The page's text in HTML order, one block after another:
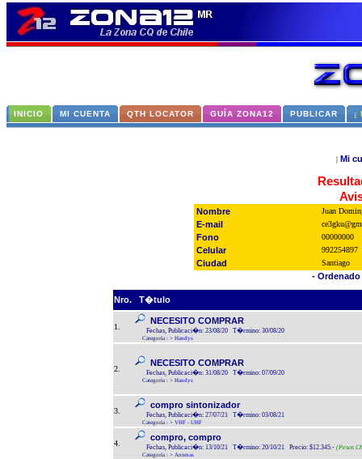
INICIO MI CUENTA QTH LOCATOR GUÍA ZONA12 PUBLICAR ¡
| Mi
Nombre Juan
E-mail
Fono 00000000
Celular 992254897
Ciudad Santiago
-
Nro. T�tulo
1.
NECESITO COMPRAR
Fechas, Publicaci�n: 23/08/20 T�rmino: 30/08/20
Categoría : > Handys
2.
NECESITO COMPRAR
Fechas, Publicaci�n: 31/08/20 T�rmino: 07/09/20
Categoría : > Handys
3.
compro sintonizador
Fechas, Publicaci�n: 27/07/21 T�rmino: 03/08/21
Categoría : > VHF - UHF
4.
compro, compro
Fechas, Publicaci�n: 13/10/21 T�rmino: 20/10/21 Precio: $12.345.- (Pesos
Categoría : > Antenas